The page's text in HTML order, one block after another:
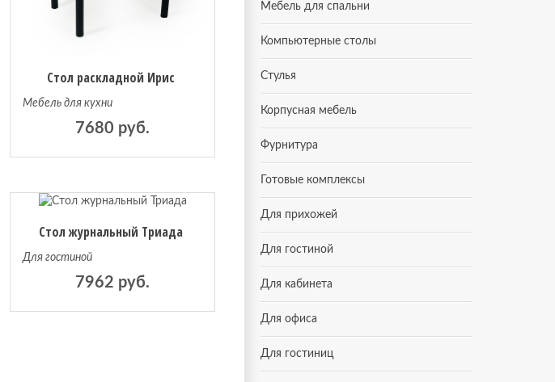
Стол раскладной Ирис
Мебель для кухни
7680 руб.
Стол журнальный Триада
Для гостиной
7962 руб.
Мебель для спальни
Компьютерные столы
Стулья
Корпусная мебель
Фурнитура
Готовые комплексы
Для прихожей
Для гостиной
Для кабинета
Для офиса
Для гостиниц